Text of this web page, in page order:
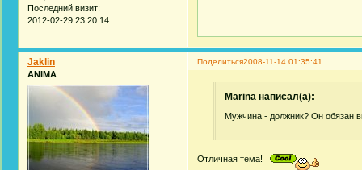
Последний визит:
2012-02-29 23:20:14
Поделиться2008-11-14 01:35:41
Jaklin
ANIMA
Marina написал(а):
Мужчина - должник? Он обязан
Отличная тема!